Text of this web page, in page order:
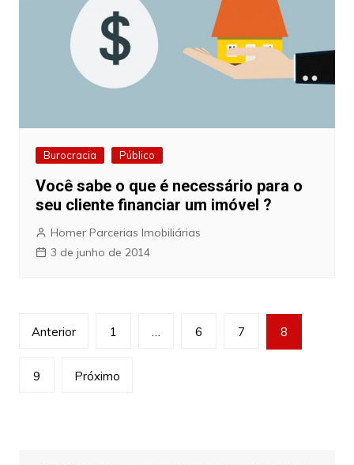
Burocracia Público
Você sabe o que é necessário para o
seu cliente financiar um imóvel ?
Homer Parcerias Imobiliárias
3 de junho de 2014
Navegação
posts
Anterior 1 … 6 7 8
9 Próximo